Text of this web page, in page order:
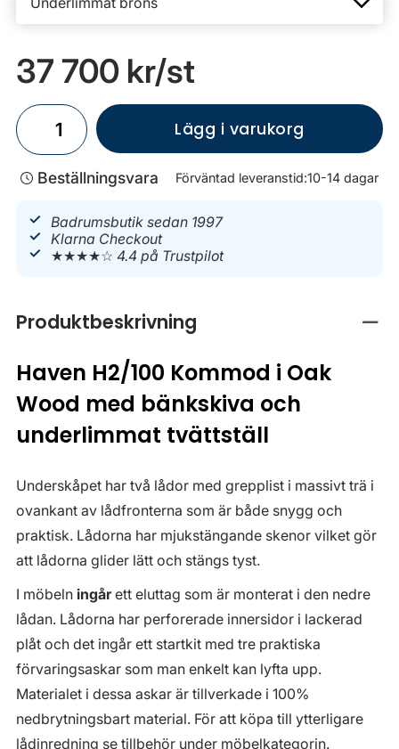
37 700 kr/st
Lägg i varukorg
Beställningsvara Förväntad leveranstid:10-14 dagar
Badrumsbutik sedan 1997
Klarna Checkout
★★★★☆4.4 på Trustpilot
Produktbeskrivning
Haven H2/100 Kommod i Oak
Wood med bänkskiva och
underlimmat tvättställ
Underskåpet har två lådor med grepplist i massivt trä i
ovankant av lådfronterna som är både snygg och
praktisk. Lådorna har mjukstängande skenor vilket gör
att lådorna glider lätt och stängs tyst.
I möbeln ingårett eluttag som är monterat i den nedre
lådan. Lådorna har perforerade innersidor i lackerad
plåt och det ingår ett startkit med tre praktiska
förvaringsaskar som man enkelt kan lyfta upp.
Materialet i dessa askar är tillverkade i 100%
nedbrytningsbart material. För att köpa till ytterligare
lådinredning se tillbehör under möbelkategorin.